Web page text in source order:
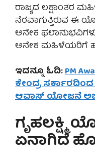
ರಾಜ್ಯದ ಲಕ್ಷಾಂತರ
ನೆರವಾಗುತ್ತಿರುವ ಈ
ಅನೇಕ
ಅನೇಕ ಮಹಿಳೆಯರಿಗೆ
ಇದನ್ನೂ ಓದಿ:PM
ಕೇಂದ್ರ ಸರ್ಕಾರದಿಂದ
ಆವಾಸ್ ಯೋಜನೆ
ಗೃಹಲಕ್ಷ್ಮಿ
ಏನಾಗಿದೆ